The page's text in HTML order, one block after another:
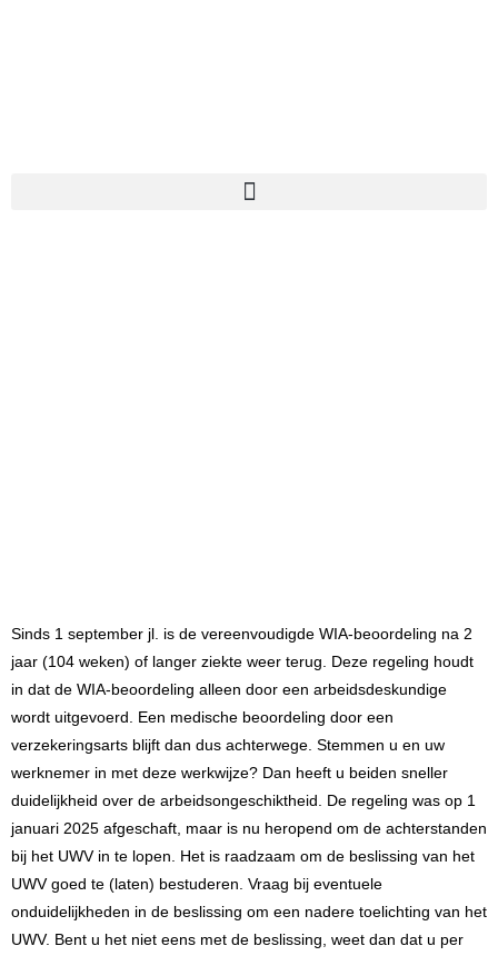
Sinds 1 september jl. is de vereenvoudigde WIA-beoordeling na 2
jaar (104 weken) of langer ziekte weer terug. Deze regeling houdt
in dat de WIA-beoordeling alleen door een arbeidsdeskundige
wordt uitgevoerd. Een medische beoordeling door een
verzekeringsarts blijft dan dus achterwege. Stemmen u en uw
werknemer in met deze werkwijze? Dan heeft u beiden sneller
duidelijkheid over de arbeidsongeschiktheid. De regeling was op 1
januari 2025 afgeschaft, maar is nu heropend om de achterstanden
bij het UWV in te lopen. Het is raadzaam om de beslissing van het
UWV goed te (laten) bestuderen. Vraag bij eventuele
onduidelijkheden in de beslissing om een nadere toelichting van het
UWV. Bent u het niet eens met de beslissing, weet dan dat u per